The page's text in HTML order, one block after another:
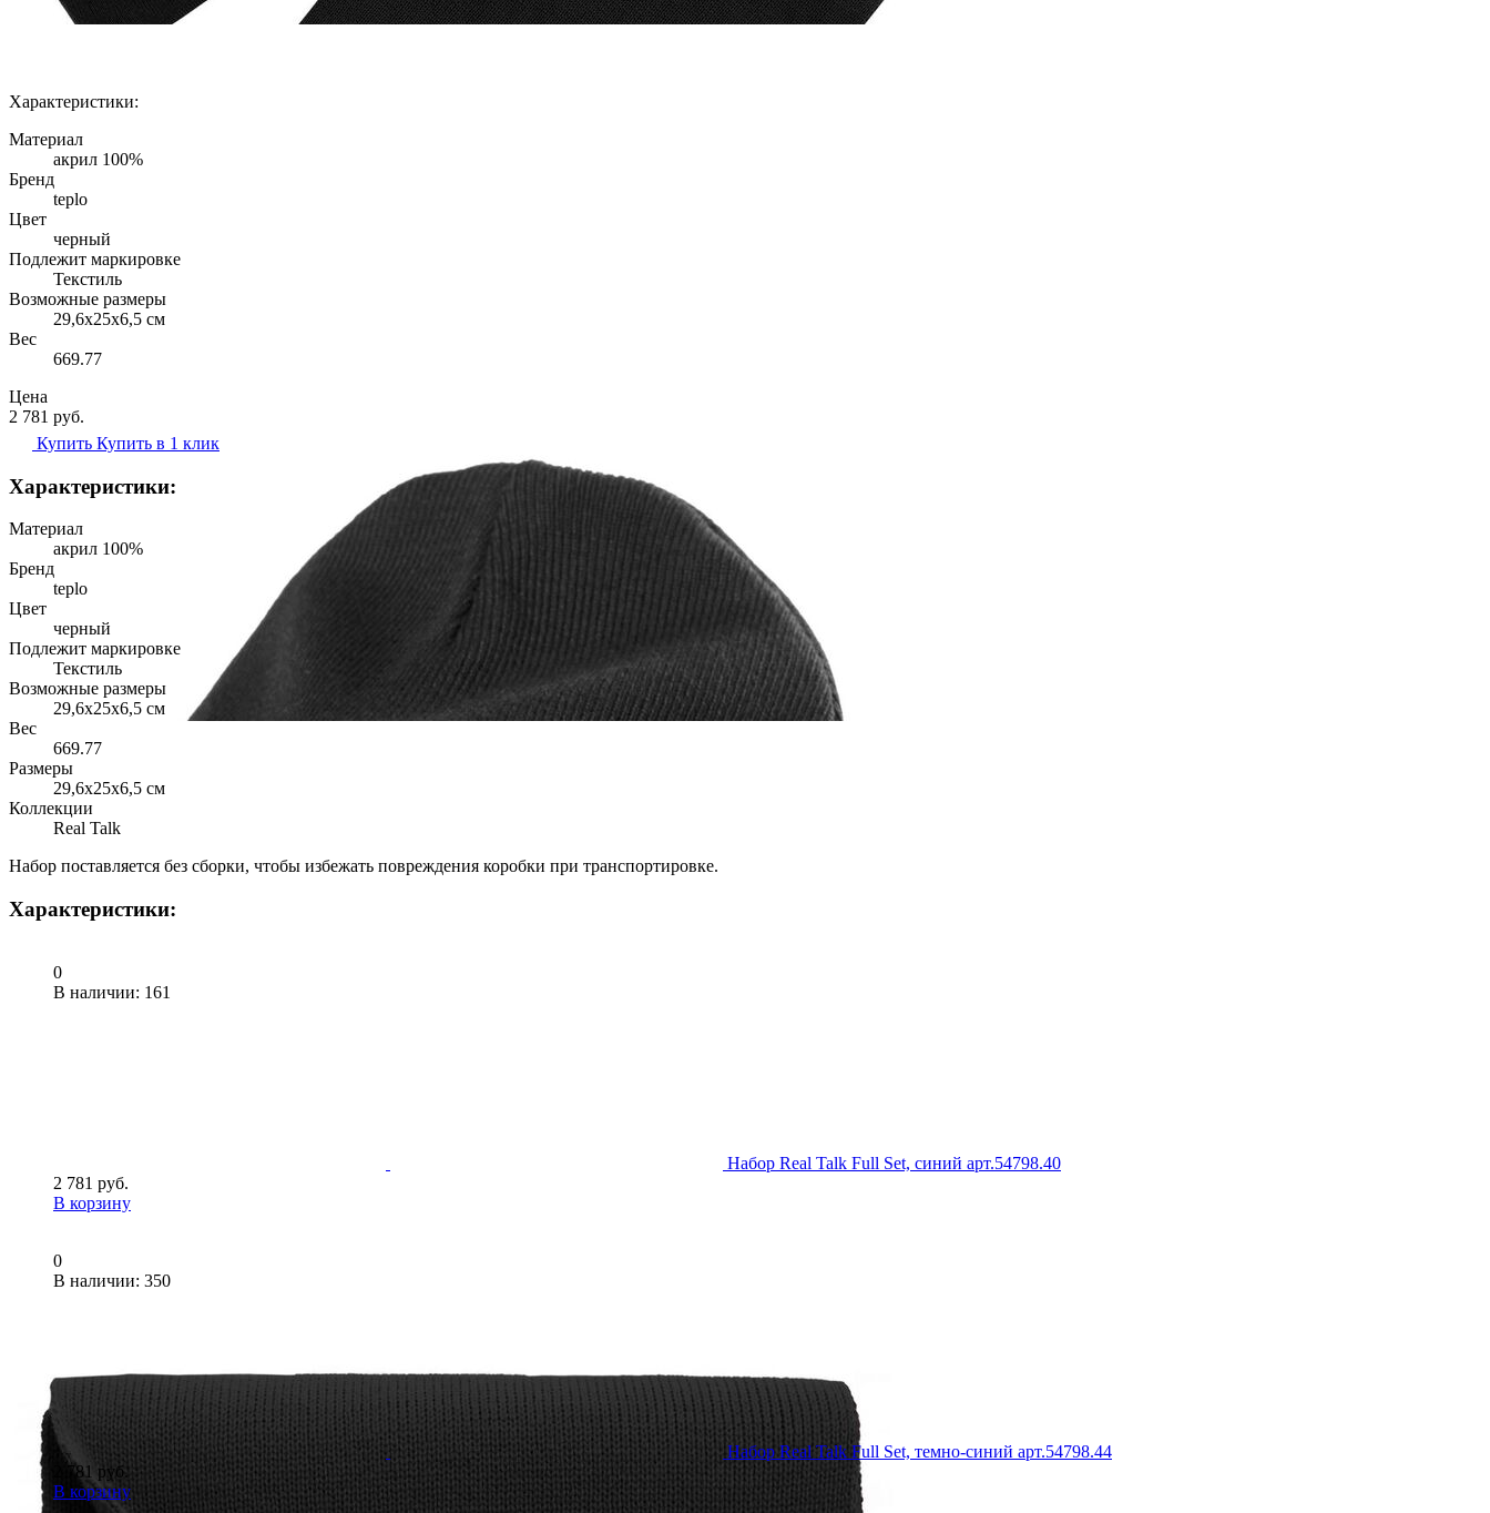
Характеристики:
Материал
акрил 100%
Бренд
teplo
Цвет
черный
Подлежит маркировке
Текстиль
Возможные размеры
29,6х25х6,5 см
Вес
669.77
Цена
2 781 руб.
Купить Купить в 1 клик
Характеристики:
Материал
акрил 100%
Бренд
teplo
Цвет
черный
Подлежит маркировке
Текстиль
Возможные размеры
29,6х25х6,5 см
Вес
669.77
Размеры
29,6х25х6,5 см
Коллекции
Real Talk
Набор поставляется без сборки, чтобы избежать повреждения коробки при транспортировке.
Характеристики:
0
В наличии: 161
Набор Real Talk Full Set, синий арт.54798.40
2 781 руб.
В корзину
0
В наличии: 350
Набор Real Talk Full Set, темно-синий арт.54798.44
2 781 руб.
В корзину